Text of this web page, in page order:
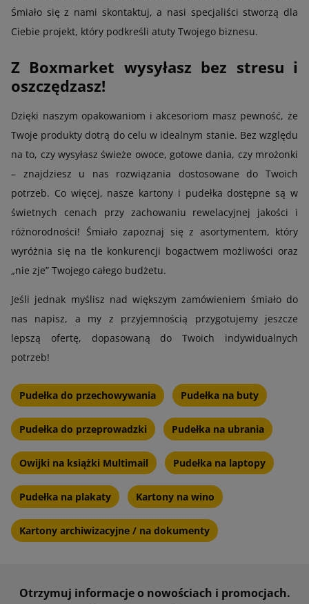
Śmiało się z nami skontaktuj, a nasi specjaliści stworzą dla
Ciebie projekt, który podkreśli atuty Twojego biznesu.
Z Boxmarket wysyłasz bez stresu i
oszczędzasz!
Dzięki naszym opakowaniom i akcesoriom masz pewność, że
Twoje produkty dotrą do celu w idealnym stanie. Bez względu
na to, czy wysyłasz świeże owoce, gotowe dania, czy mrożonki
– znajdziesz u nas rozwiązania dostosowane do Twoich
potrzeb. Co więcej, nasze kartony i pudełka dostępne są w
świetnych cenach przy zachowaniu rewelacyjnej jakości i
różnorodności! Śmiało zapoznaj się z asortymentem, który
wyróżnia się na tle konkurencji bogactwem możliwości oraz
„nie zje” Twojego całego budżetu.
Jeśli jednak myślisz nad większym zamówieniem śmiało do
nas napisz, a my z przyjemnością przygotujemy jeszcze
lepszą ofertę, dopasowaną do Twoich indywidualnych
potrzeb!
Pudełka do przechowywania Pudełka na buty
Pudełka do przeprowadzki Pudełka na ubrania
Owijki na książki Multimail Pudełka na laptopy
Pudełka na plakaty Kartony na wino
Kartony archiwizacyjne / na dokumenty
Otrzymuj informacje o nowościach i promocjach.